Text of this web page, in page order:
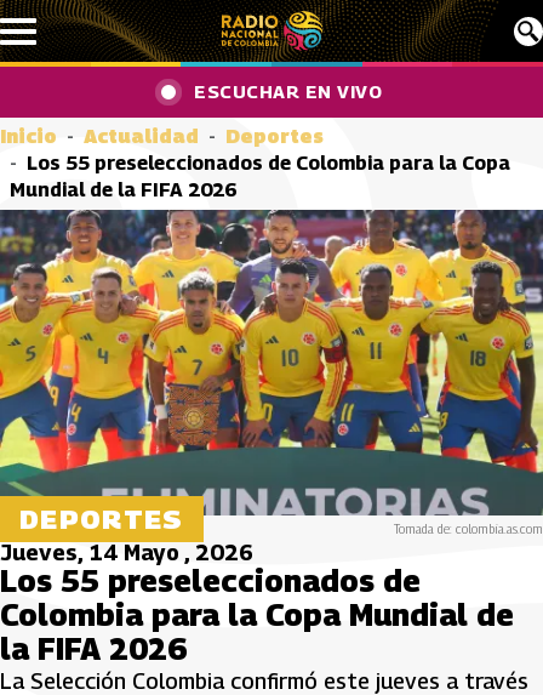
Pasar al contenido principal
ESCUCHAR EN VIVO
Inicio Actualidad
Deportes
Los 55 preseleccionados de Colombia para la Copa
Mundial de la FIFA 2026
DEPORTES Tomada de: colombia.as.com
Jueves, 14 Mayo , 2026
Los 55 preseleccionados de
Colombia para la Copa Mundial de
la FIFA 2026
La Selección Colombia confirmó este jueves a través